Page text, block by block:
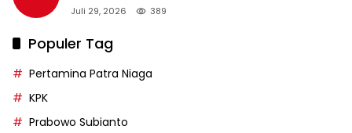
Juli 29, 2026 389
Populer Tag
Pertamina Patra Niaga
KPK
Prabowo Subianto